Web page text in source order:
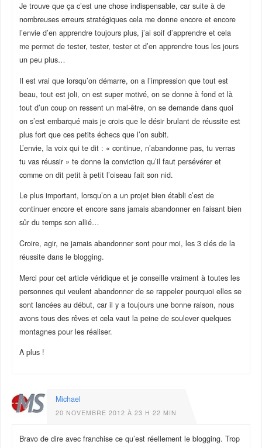
Je trouve que ça c’est une chose indispensable, car suite à de
nombreuses erreurs stratégiques cela me donne encore et encore
l’envie d’en apprendre toujours plus, j’ai soif d’apprendre et cela
me permet de tester, tester, tester et d’en apprendre tous les jours
un peu plus…
Il est vrai que lorsqu’on démarre, on a l’impression que tout est
beau, tout est joli, on est super motivé, on se donne à fond et là
tout d’un coup on ressent un mal-être, on se demande dans quoi
on s’est embarqué mais je crois que le désir brulant de réussite est
plus fort que ces petits échecs que l’on subit.
L’envie, la voix qui te dit : « continue, n’abandonne pas, tu verras
tu vas réussir » te donne la conviction qu’il faut persévérer et
comme on dit petit à petit l’oiseau fait son nid.
Le plus important, lorsqu’on a un projet bien établi c’est de
continuer encore et encore sans jamais abandonner en faisant bien
sûr du temps son allié…
Croire, agir, ne jamais abandonner sont pour moi, les 3 clés de la
réussite dans le blogging.
Merci pour cet article véridique et je conseille vraiment à toutes les
personnes qui veulent abandonner de se rappeler pourquoi elles se
sont lancées au début, car il y a toujours une bonne raison, nous
avons tous des rêves et cela vaut la peine de soulever quelques
montagnes pour les réaliser.
A plus !
Michael
20 NOVEMBRE 2012 À 23 H 22 MIN
Bravo de dire avec franchise ce qu’est réellement le blogging. Trop